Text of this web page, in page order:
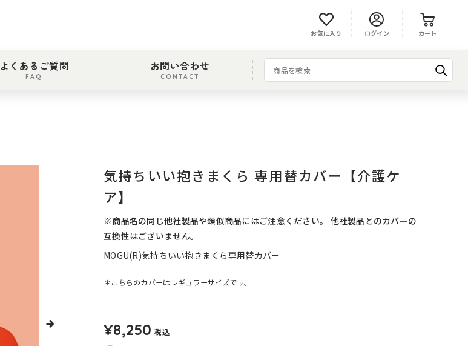
ログイン
お気に入り カート
よくあるご質問
FAQ
お問い合わせ
CONTACT
気持ちいい抱きまくら 専用替カバー【介護ケ
ア】
※商品名の同じ他社製品や類似商品にはご注意ください。 他社製品とのカバーの
互換性はございません。
MOGU(R)気持ちいい抱きまくら専用替カバー
＊こちらのカバーはレギュラーサイズです。
¥8,250 税込